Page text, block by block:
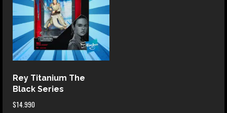
Rey Titanium The
Black Series
$14.990